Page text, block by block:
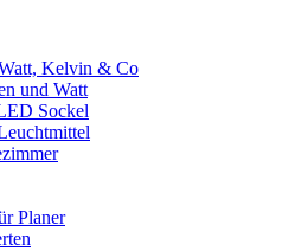
Kelvin & Co
und Watt
Sockel
Planer